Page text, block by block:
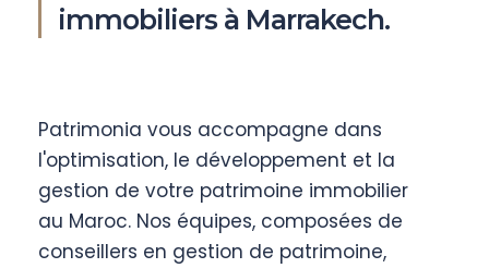
immobiliers à Marrakech.
Patrimonia vous accompagne dans
l'optimisation, le développement et la
gestion de votre patrimoine immobilier
au Maroc. Nos équipes, composées de
conseillers en gestion de patrimoine,